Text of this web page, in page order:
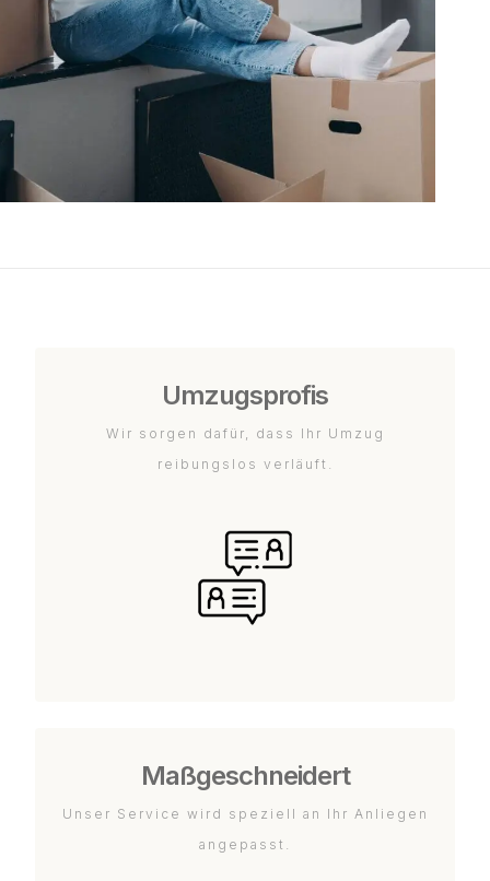
Umzugsprofis
Wir sorgen dafür, dass Ihr Umzug
reibungslos verläuft.
Maßgeschneidert
Unser Service wird speziell an Ihr Anliegen
angepasst.